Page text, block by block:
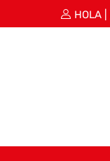
HOLA |